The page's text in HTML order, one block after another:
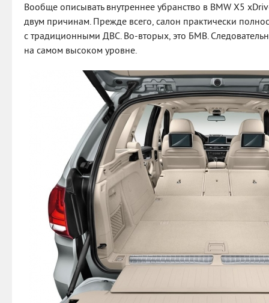
Вообще описывать внутреннее убранство в BMW X5
двум причинам. Прежде всего, салон практически
с традиционными ДВС. Во-вторых, это БМВ.
на самом высоком уровне.